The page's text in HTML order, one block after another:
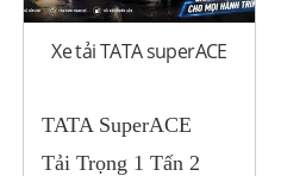
Xe tải TATA superACE
TATA SuperACE
Tải Trọng 1 Tấn 2